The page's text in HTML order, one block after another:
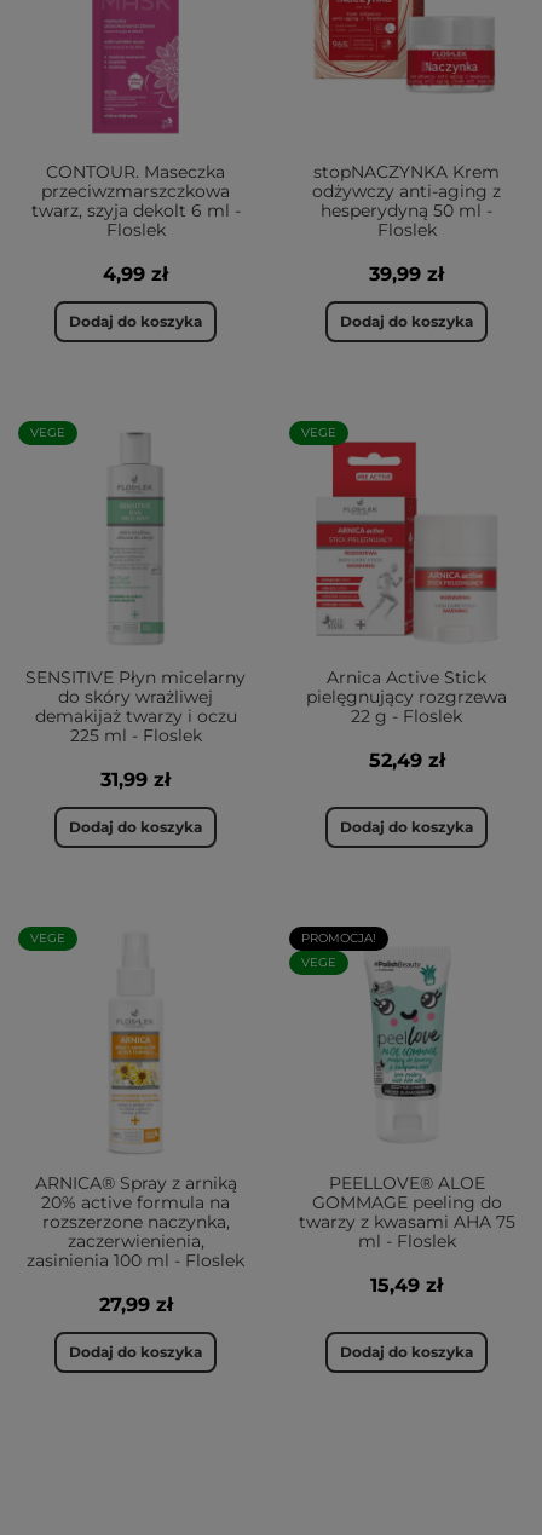
CONTOUR. Maseczka
przeciwzmarszczkowa
twarz, szyja dekolt 6 ml -
Floslek
4,99 zł
Dodaj do koszyka
stopNACZYNKA Krem
odżywczy anti-aging z
hesperydyną 50 ml -
Floslek
39,99 zł
Dodaj do koszyka
VEGE
SENSITIVE Płyn micelarny
do skóry wrażliwej
demakijaż twarzy i oczu
225 ml - Floslek
31,99 zł
Dodaj do koszyka
VEGE
Arnica Active Stick
pielęgnujący rozgrzewa
22 g - Floslek
52,49 zł
Dodaj do koszyka
VEGE
ARNICA® Spray z arniką
20% active formula na
rozszerzone naczynka,
zaczerwienienia,
zasinienia 100 ml - Floslek
27,99 zł
Dodaj do koszyka
PROMOCJA!
VEGE
PEELLOVE® ALOE
GOMMAGE peeling do
twarzy z kwasami AHA 75
ml - Floslek
15,49 zł
Dodaj do koszyka